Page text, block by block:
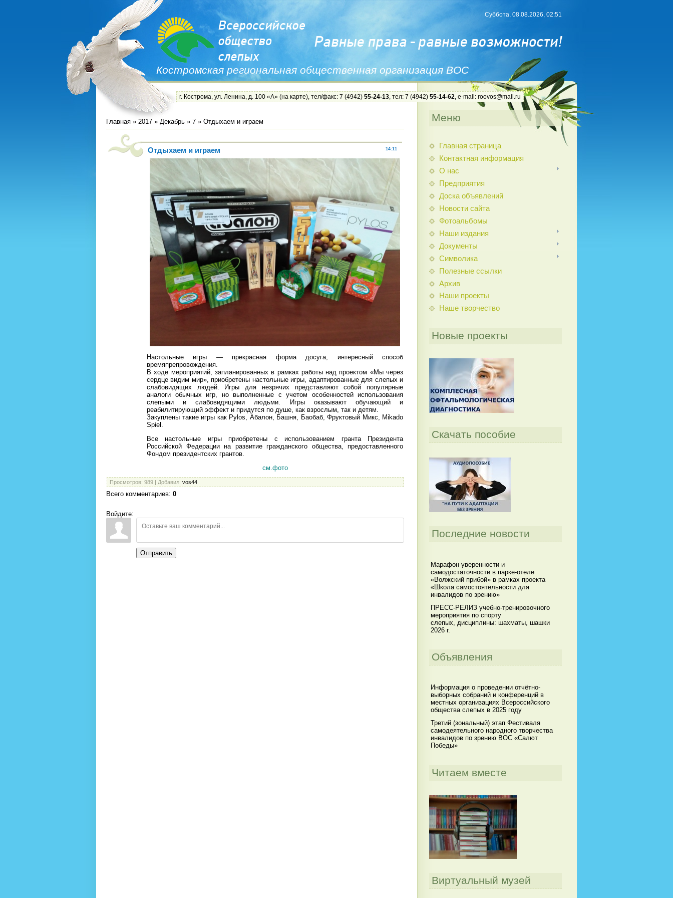
Костромская региональная общественная организация ВОС
Суббота, 08.08.2026, 02:51
г. Кострома, ул. Ленина, д. 100 «А» (на карте), тел/факс: 7 (4942) 55-24-13, тел: 7 (4942) 55-14-62, e-mail: roovos@mail.ru
Главная » 2017 » Декабрь » 7 » Отдыхаем и играем
14:11
Отдыхаем и играем
Настольные игры — прекрасная форма досуга, интересный способ
времяпрепровождения.
В ходе мероприятий, запланированных в рамках работы над проектом «Мы через
сердце видим мир», приобретены настольные игры, адаптированные для слепых и
слабовидящих людей. Игры для незрячих представляют собой популярные
аналоги обычных игр, но выполненные с учетом особенностей использования
слепыми и слабовидящими людьми. Игры оказывают обучающий и
реабилитирующий эффект и придутся по душе, как взрослым, так и детям.
Закуплены такие игры как Pylos, Абалон, Башня, Баобаб, Фруктовый Микс, Mikado
Spiel.
Все настольные игры приобретены с использованием гранта Президента
Российской Федерации на развитие гражданского общества, предоставленного
Фондом президентских грантов.
см.фото
Просмотров: 989 | Добавил: vos44
Всего комментариев: 0
Войдите:
Отправить
Меню
Главная страница
Контактная информация
О нас
Предприятия
Доска объявлений
Новости сайта
Фотоальбомы
Наши издания
Документы
Символика
Полезные ссылки
Архив
Наши проекты
Наше творчество
Новые проекты
Скачать пособие
Последние новости
Марафон уверенности и
самодостаточности в парке-отеле
«Волжский прибой» в рамках проекта
«Школа самостоятельности для
инвалидов по зрению»
ПРЕСС-РЕЛИЗ учебно-тренировочного
мероприятия по спорту
слепых, дисциплины: шахматы, шашки
2026 г.
Объявления
Информация о проведении отчётно-
выборных собраний и конференций в
местных организациях Всероссийского
общества слепых в 2025 году
Третий (зональный) этап Фестиваля
самодеятельного народного творчества
инвалидов по зрению ВОС «Салют
Победы»
Читаем вместе
Виртуальный музей